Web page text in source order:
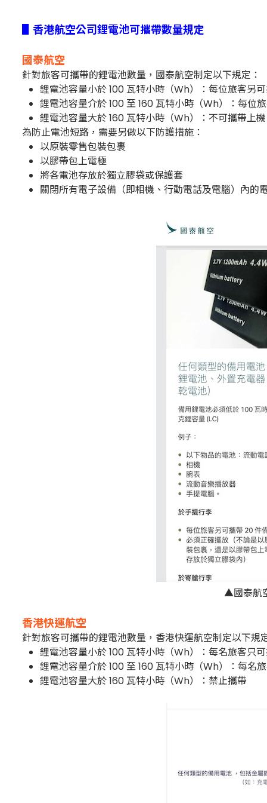
▋香港航空公司鋰電池可攜帶數量規定
國泰航空
針對旅客可攜帶的鋰電池數量，國泰航空制定以下規定：
鋰電池容量小於 100 瓦特小時（Wh）：每位旅客另
鋰電池容量介於 100 至 160 瓦特小時（Wh）：每位
鋰電池容量大於 160 瓦特小時（Wh）：不可攜帶上機
為防止電池短路，需要另做以下防護措施：
以原裝零售包裝包裹
以膠帶包上電極
將各電池存放於獨立膠袋或保護套
關閉所有電子設備（即相機、行動電話及電腦）內的
▲國泰航
香港快運航空
針對旅客可攜帶的鋰電池數量，香港快運航空制定以下規
鋰電池容量小於 100 瓦特小時（Wh）：每名旅客只
鋰電池容量介於 100 至 160 瓦特小時（Wh）：每名
鋰電池容量大於 160 瓦特小時（Wh）：禁止攜帶